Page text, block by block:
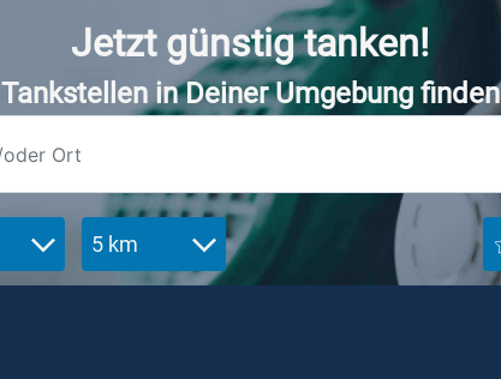
Jetzt günstig tanken!
Tankstellen in Deiner Umgebung finden
5 km